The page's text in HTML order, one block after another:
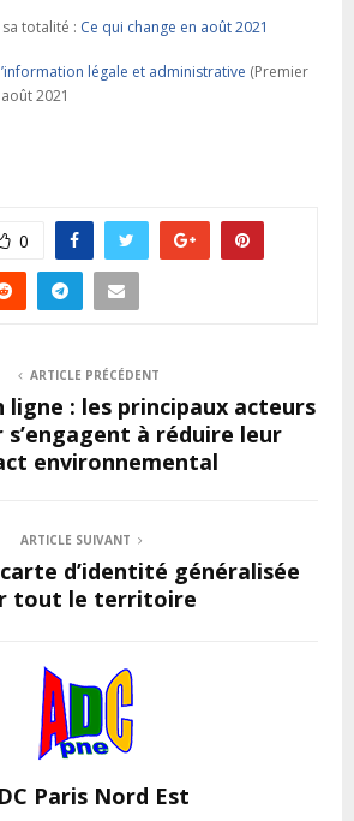
totalité : Ce qui change en août 2021
légale et administrative (Premier
2021
0
ARTICLE PRÉCÉDENT
ligne : les principaux acteurs
s’engagent à réduire leur
environnemental
ARTICLE SUIVANT
d’identité généralisée
tout le territoire
Paris Nord Est